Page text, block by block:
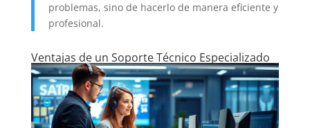
problemas, sino de hacerlo de manera eficiente y
profesional.
Ventajas de un Soporte Técnico Especializado